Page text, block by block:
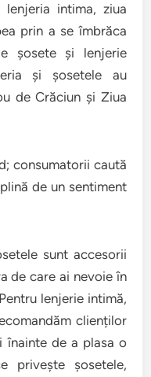
intima, ziua
prin a se îmbrăca
șosete și lenjerie
și șosetele au
de Crăciun și Ziua
consumatorii caută
de un sentiment
sunt accesorii
de care ai nevoie în
lenjerie intimă,
clienților
înainte de a plasa o
privește șosetele,